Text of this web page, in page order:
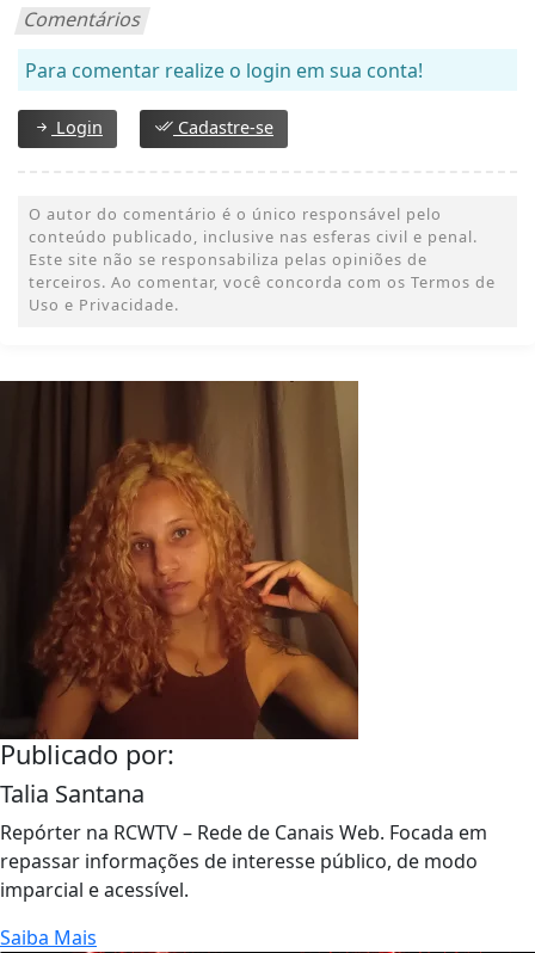
Comentários
Para comentar realize o login em sua conta!
Login Cadastre-se
O autor do comentário é o único responsável pelo
conteúdo publicado, inclusive nas esferas civil e penal.
Este site não se responsabiliza pelas opiniões de
terceiros. Ao comentar, você concorda com os Termos de
Uso e Privacidade.
Publicado por:
Talia Santana
Repórter na RCWTV – Rede de Canais Web. Focada em
repassar informações de interesse público, de modo
imparcial e acessível.
Saiba Mais